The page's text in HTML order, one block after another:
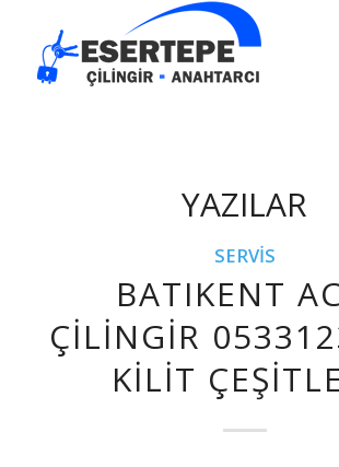
YAZILAR
SERVIS
BATIKENT
ÇILINGIR
KILIT